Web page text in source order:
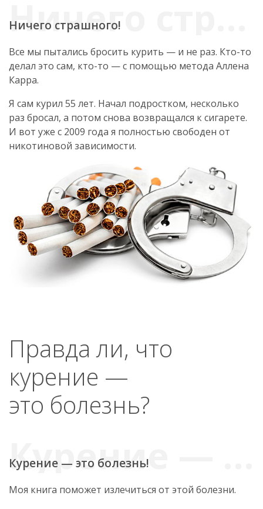
Ничего страшного!
Все мы пытались бросить курить — и не раз. Кто-то
делал это сам, кто-то — с помощью метода Аллена
Карра.
Я сам курил 55 лет. Начал подростком, несколько
раз бросал, а потом снова возвращался к сигарете.
И вот уже с 2009 года я полностью свободен от
никотиновой зависимости.
Правда ли, что
курение —
это болезнь?
Курение — это болезнь!
Моя книга поможет излечиться от этой болезни.